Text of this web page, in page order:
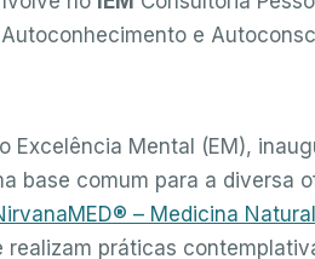
e
Excelência Mental (EM),
base comum para a diversa
– Medicina
realizam práticas